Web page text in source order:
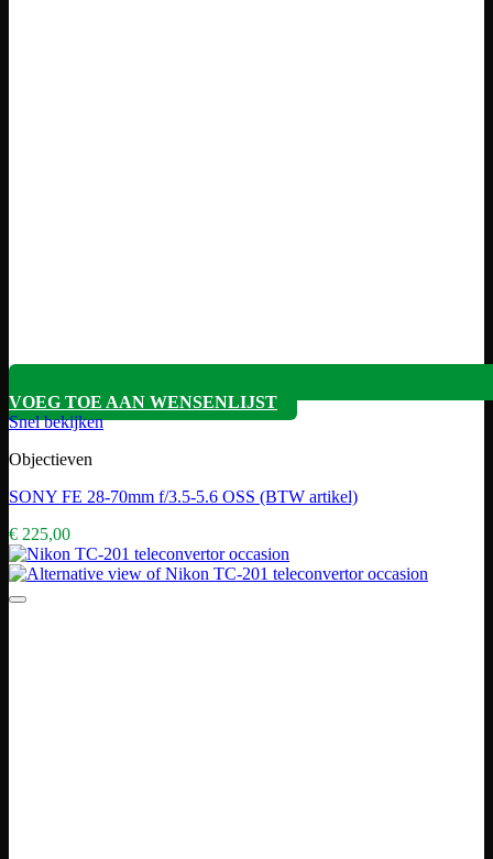
VOEG TOE AAN WENSENLIJST
Snel bekijken
Objectieven
SONY FE 28-70mm f/3.5-5.6 OSS (BTW artikel)
€ 225,00